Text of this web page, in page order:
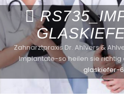
to
content
Zahnarztpraxis Dr. Ahlvers &
Implantate-so heilen sie richtig
glaskiefer-